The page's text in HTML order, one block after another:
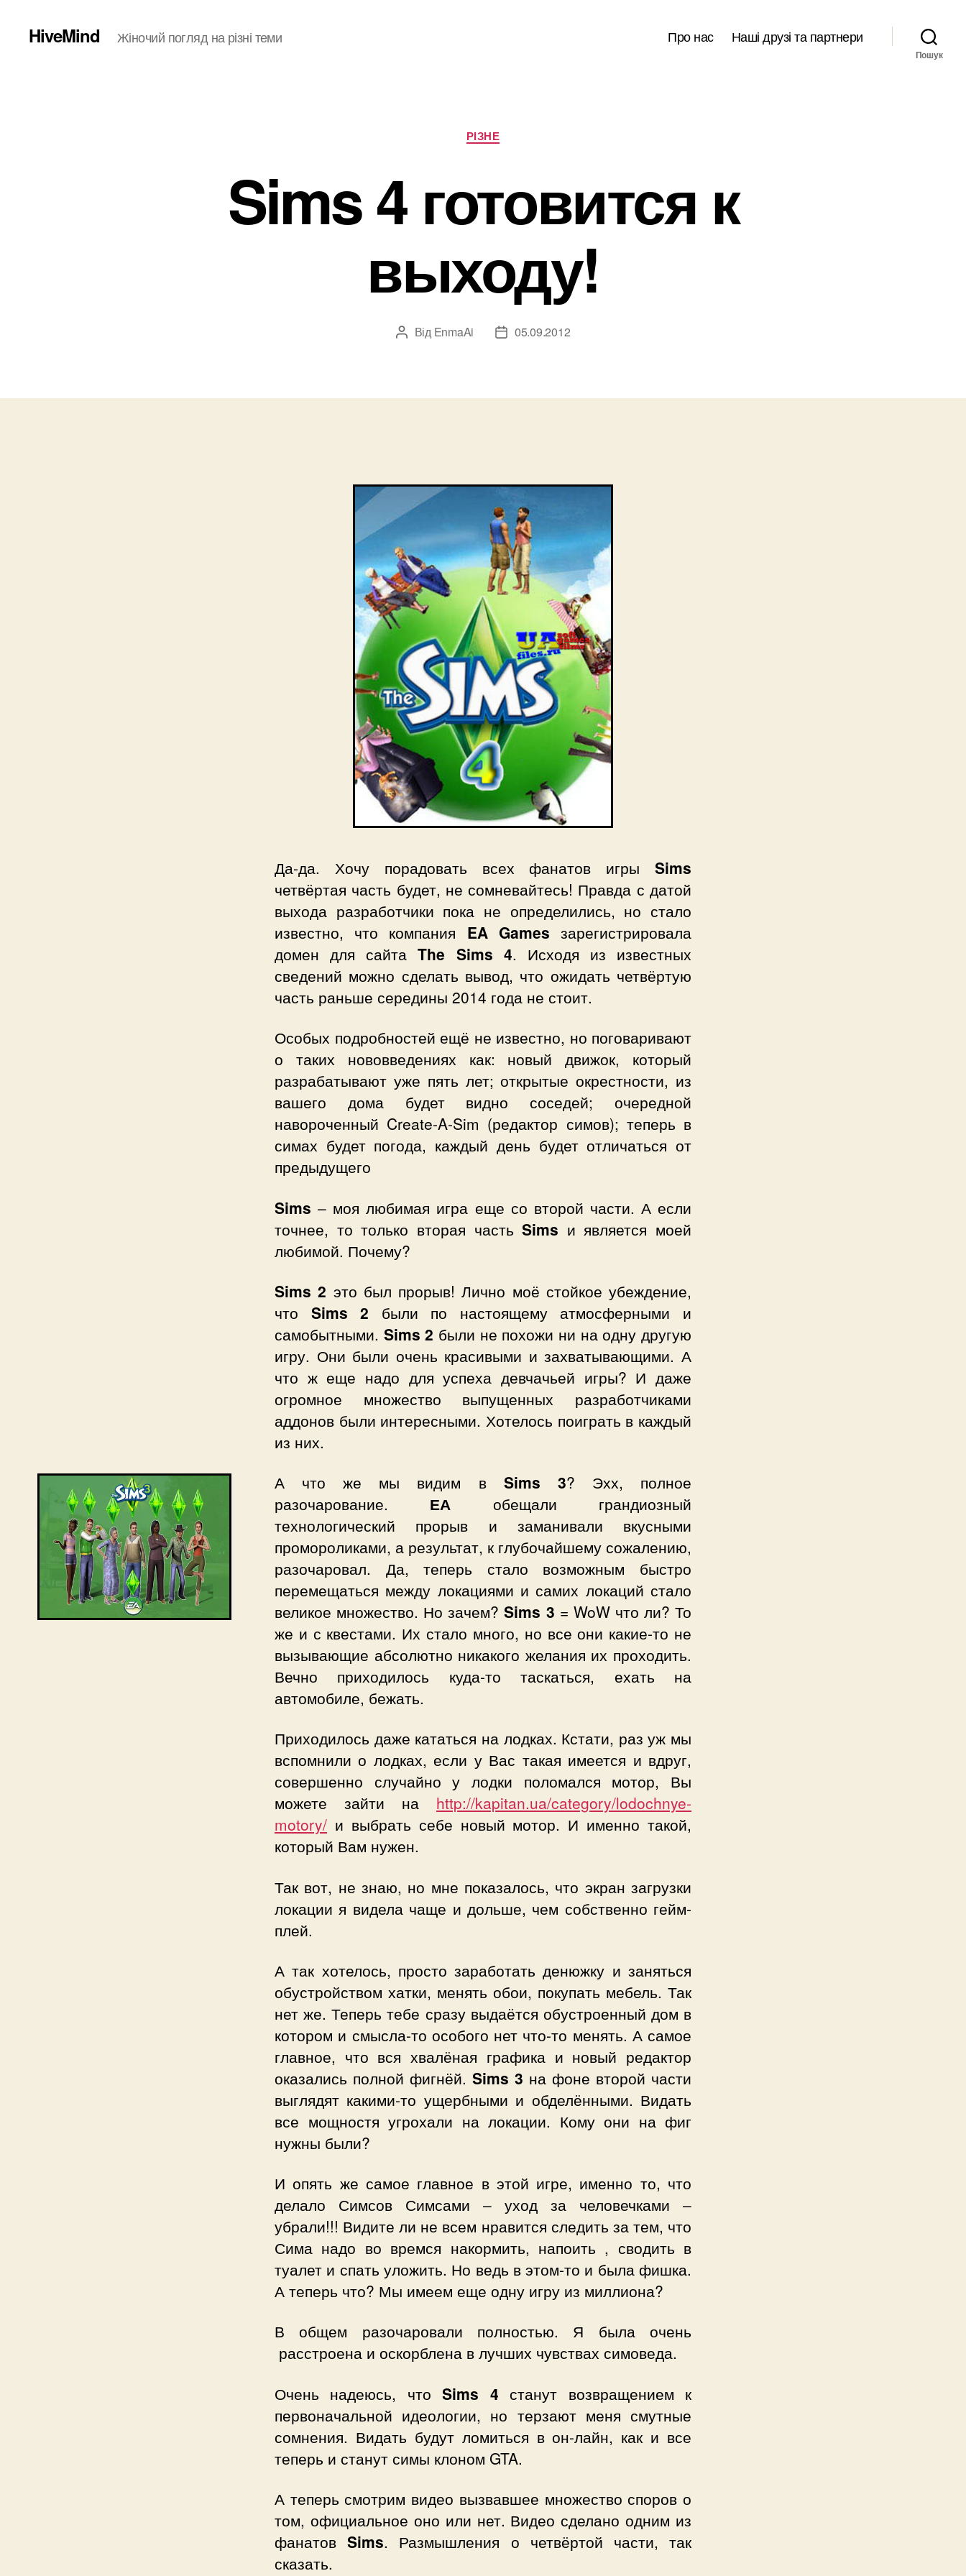
HiveMind Жіночий погляд на різні теми Про нас Наші друзі та партнери
Пошук
Категорії
РІЗНЕ
Sims 4 готовится к
выходу!
Автор
Від EnmaAi
Дата05.09.2012
Да-да. Хочу порадовать всех фанатов игры Sims
четвёртая часть будет, не сомневайтесь! Правда с датой
выхода разработчики пока не определились, но стало
известно, что компания EA Games зарегистрировала
домен для сайтаThe Sims 4. Исходя из известных
сведений можно сделать вывод, что ожидать четвёртую
часть раньше середины 2014 года не стоит.
Особых подробностей ещё не известно, но поговаривают
о таких нововведениях как: новый движок, который
разрабатывают уже пять лет; открытые окрестности, из
вашего дома будет видно соседей; очередной
навороченный Create-A-Sim (редактор симов); теперь в
симах будет погода, каждый день будет отличаться от
предыдущего
Sims – моя любимая игра еще со второй части. А если
точнее, то только вторая частьSims и является моей
любимой. Почему?
Sims 2 это был прорыв! Лично моё стойкое убеждение,
что Sims 2 были по настоящему атмосферными и
самобытными. Sims 2 были не похожи ни на одну другую
игру. Они были очень красивыми и захватывающими. А
что ж еще надо для успеха девчачьей игры? И даже
огромное множество выпущенных разработчиками
аддонов были интересными. Хотелось поиграть в каждый
из них.
А что же мы видим в Sims 3? Эхх, полное
разочарование. ЕА обещали грандиозный
технологический прорыв и заманивали вкусными
промороликами, а результат, к глубочайшему сожалению,
разочаровал. Да, теперь стало возможным быстро
перемещаться между локациями и самих локаций стало
великое множество. Но зачем?Sims 3 = WoW что ли? То
же и с квестами. Их стало много, но все они какие-то не
вызывающие абсолютно никакого желания их проходить.
Вечно приходилось куда-то таскаться, ехать на
автомобиле, бежать.
Приходилось даже кататься на лодках. Кстати, раз уж мы
вспомнили о лодках, если у Вас такая имеется и вдруг,
совершенно случайно у лодки поломался мотор, Вы
можете зайти на http://kapitan.ua/category/lodochnye-
motory/ и выбрать себе новый мотор. И именно такой,
который Вам нужен.
Так вот, не знаю, но мне показалось, что экран загрузки
локации я видела чаще и дольше, чем собственно гейм-
плей.
А так хотелось, просто заработать денюжку и заняться
обустройством хатки, менять обои, покупать мебель. Так
нет же. Теперь тебе сразу выдаётся обустроенный дом в
котором и смысла-то особого нет что-то менять. А самое
главное, что вся хвалёная графика и новый редактор
оказались полной фигнёй. Sims 3 на фоне второй части
выглядят какими-то ущербными и обделёнными. Видать
все мощностя угрохали на локации. Кому они на фиг
нужны были?
И опять же самое главное в этой игре, именно то, что
делало Симсов Симсами – уход за человечками –
убрали!!! Видите ли не всем нравится следить за тем, что
Сима надо во времся накормить, напоить , сводить в
туалет и спать уложить. Но ведь в этом-то и была фишка.
А теперь что? Мы имеем еще одну игру из миллиона?
В общем разочаровали полностью. Я была очень
расстроена и оскорблена в лучших чувствах симоведа.
Очень надеюсь, чтоSims 4 станут возвращением к
первоначальной идеологии, но терзают меня смутные
сомнения. Видать будут ломиться в он-лайн, как и все
теперь и станут симы клоном GTA.
А теперь смотрим видео вызвавшее множество споров о
том, официальное оно или нет. Видео сделано одним из
фанатовSims. Размышления о четвёртой части, так
сказать.